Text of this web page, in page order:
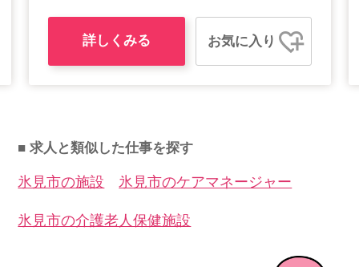
詳しくみる お気に入り
■ 求人と類似した仕事を探す
氷見市の施設 氷見市のケアマネージャー
氷見市の介護老人保健施設